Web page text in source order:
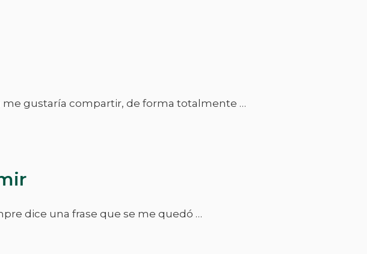
me gustaría compartir, de forma totalmente …
dice una frase que se me quedó …